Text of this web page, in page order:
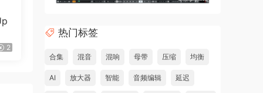
2
热门标签
合集 混音 混响 母带 压缩 均衡
AI 放大器 智能 音频编辑 延迟